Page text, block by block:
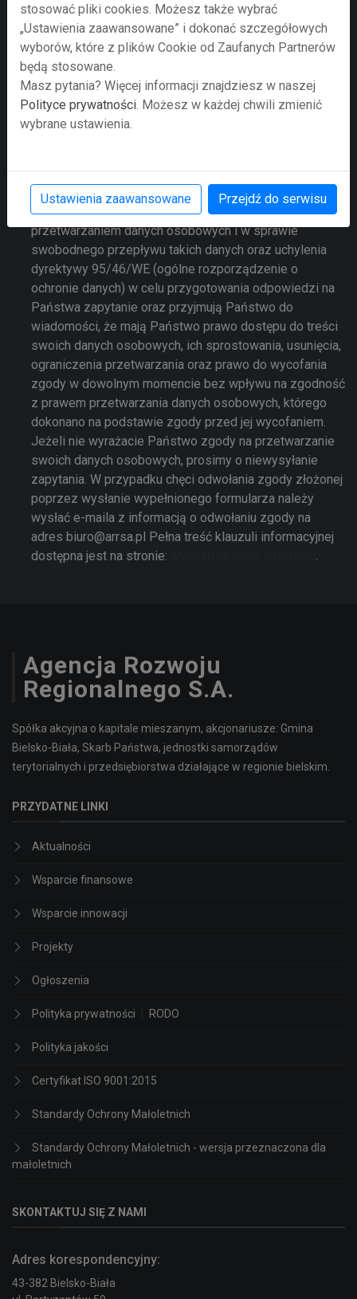
Prześlij zapytanie
Przesyłając formularz wyrażają Państwo zgodę na
przetwarzanie swoich danych osobowych w nim
zawartych przez Agencję Rozwoju Regionalnego S.A. z
zgodnie z Rozporządzeniem Parlamentu Europejskiego
i Rady (UE) 2016/679 z dnia 27 kwietnia 2016 r. w
sprawie ochrony osób fizycznych w związku z
przetwarzaniem danych osobowych i w sprawie
swobodnego przepływu takich danych oraz uchylenia
dyrektywy 95/46/WE (ogólne rozporządzenie o
ochronie danych) w celu przygotowania odpowiedzi na
Państwa zapytanie oraz przyjmują Państwo do
wiadomości, że mają Państwo prawo dostępu do treści
swoich danych osobowych, ich sprostowania, usunięcia,
ograniczenia przetwarzania oraz prawo do wycofania
zgody w dowolnym momencie bez wpływu na zgodność
z prawem przetwarzania danych osobowych, którego
dokonano na podstawie zgody przed jej wycofaniem.
Jeżeli nie wyrażacie Państwo zgody na przetwarzanie
swoich danych osobowych, prosimy o niewysyłanie
zapytania. W przypadku chęci odwołania zgody złożonej
poprzez wysłanie wypełnionego formularza należy
wysłać e-maila z informacją o odwołaniu zgody na
adres biuro@arrsa.pl Pełna treść klauzuli informacyjnej
dostępna jest na stronie:
.
Agencja Rozwoju
Regionalnego S.A.
Spółka akcyjna o kapitale mieszanym, akcjonariusze: Gmina
Bielsko-Biała, Skarb Państwa, jednostki samorządów
terytorialnych i przedsiębiorstwa działające w regionie bielskim.
PRZYDATNE LINKI
Aktualności
Wsparcie finansowe
Wsparcie innowacji
Projekty
Ogłoszenia
Polityka prywatności RODO
Polityka jakości
Certyfikat ISO 9001:2015
Standardy Ochrony Małoletnich
Standardy Ochrony Małoletnich - wersja przeznaczona dla
małoletnich
SKONTAKTUJ SIĘ Z NAMI
Adres korespondencyjny:
43-382 Bielsko-Biała
stosować pliki cookies. Możesz także wybrać
„Ustawienia zaawansowane” i dokonać szczegółowych
wyborów, które z plików Cookie od Zaufanych Partnerów
będą stosowane.
Masz pytania? Więcej informacji znajdziesz w naszej
Polityce prywatności . Możesz w każdej chwili zmienić
wybrane ustawienia.
Ustawienia zaawansowane Przejdź do serwisu